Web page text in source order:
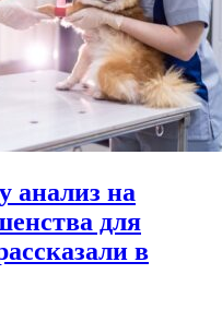
анализ на
для
в